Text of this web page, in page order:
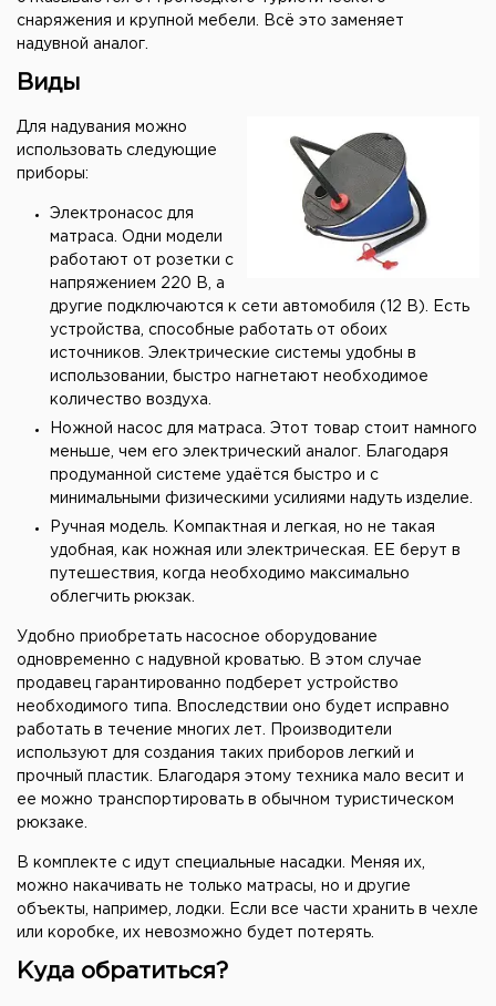
снаряжения и крупной мебели. Всё это заменяет
надувной аналог.
Виды
Для надувания можно
использовать следующие
приборы:
Электронасос для
матраса. Одни модели
работают от розетки с
напряжением 220 В, а
другие подключаются к сети автомобиля (12 В). Есть
устройства, способные работать от обоих
источников. Электрические системы удобны в
использовании, быстро нагнетают необходимое
количество воздуха.
Ножной насос для матраса. Этот товар стоит намного
меньше, чем его электрический аналог. Благодаря
продуманной системе удаётся быстро и с
минимальными физическими усилиями надуть изделие.
Ручная модель. Компактная и легкая, но не такая
удобная, как ножная или электрическая. ЕЕ берут в
путешествия, когда необходимо максимально
облегчить рюкзак.
Удобно приобретать насосное оборудование
одновременно с надувной кроватью. В этом случае
продавец гарантированно подберет устройство
необходимого типа. Впоследствии оно будет исправно
работать в течение многих лет. Производители
используют для создания таких приборов легкий и
прочный пластик. Благодаря этому техника мало весит и
ее можно транспортировать в обычном туристическом
рюкзаке.
В комплекте с идут специальные насадки. Меняя их,
можно накачивать не только матрасы, но и другие
объекты, например, лодки. Если все части хранить в чехле
или коробке, их невозможно будет потерять.
Куда обратиться?